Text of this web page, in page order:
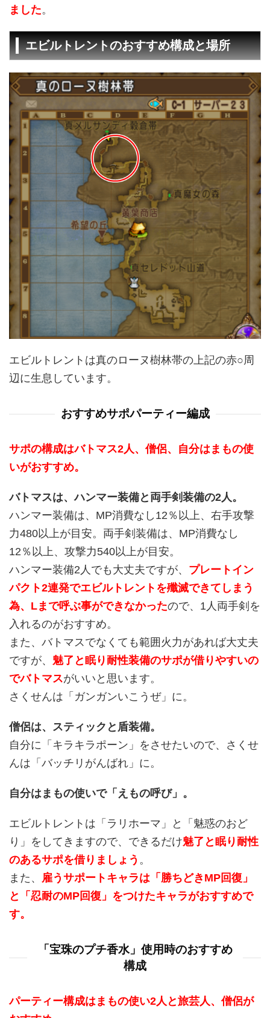
ました。
エビルトレントのおすすめ構成と場所
エビルトレントは真のローヌ樹林帯の上記の赤○周
辺に生息しています。
おすすめサポパーティー編成
サポの構成はバトマス2人、僧侶、自分はまもの使
いがおすすめ。
バトマスは、ハンマー装備と両手剣装備の2人。
ハンマー装備は、MP消費なし12％以上、右手攻撃
力480以上が目安。両手剣装備は、MP消費なし
12％以上、攻撃力540以上が目安。
ハンマー装備2人でも大丈夫ですが、 プレートイン
パクト2連発でエビルトレントを殲滅できてしまう
為、Lまで呼ぶ事ができなかったので、1人両手剣を
入れるのがおすすめ。
また、バトマスでなくても範囲火力があれば大丈夫
ですが、 魅了と眠り耐性装備のサポが借りやすいの
でバトマスがいいと思います。
さくせんは「ガンガンいこうぜ」に。
僧侶は、スティックと盾装備。
自分に「キラキラポーン」をさせたいので、さくせ
んは「バッチリがんばれ」に。
自分はまもの使いで「えもの呼び」。
エビルトレントは「ラリホーマ」と「魅惑のおど
り」をしてきますので、できるだけ魅了と眠り耐性
のあるサポを借りましょう 。
また、 雇うサポートキャラは「勝ちどきMP回復」
と「忍耐のMP回復」をつけたキャラがおすすめで
す。
「宝珠のプチ香水」使用時のおすすめ
構成
パーティー構成はまもの使い2人と旅芸人、僧侶が